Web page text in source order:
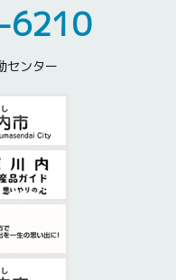
6210
センター